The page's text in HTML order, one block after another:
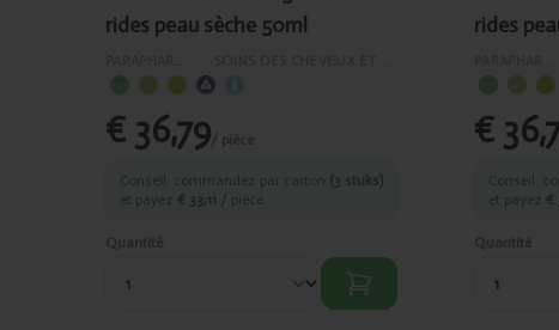
rides peau sèche 50ml
€ 36,79/ pièce
Conseil: commandez par carton (3 stuks)
et payez € 33,11 / pièce
Quantité
rides
€
Conseil:
et payez €
Quantité